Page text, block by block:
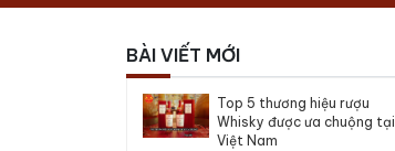
BÀI VIẾT MỚI
Top 5 thương hiệu rượu
Whisky được ưa chuộng tại
Việt Nam